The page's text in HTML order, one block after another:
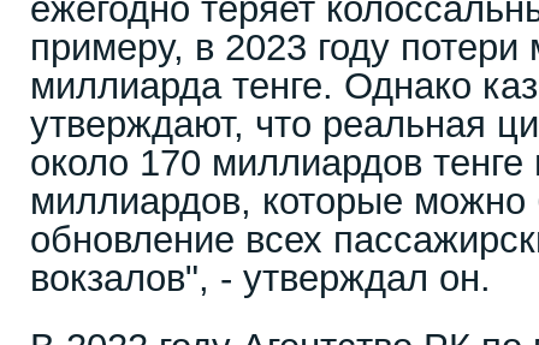
ежегодно теряет
примеру, в 2023 году потери
миллиарда тенге. Однако
утверждают, что реальная
около 170 миллиардов тенге
миллиардов, которые можно
обновление всех
вокзалов", - утверждал он.